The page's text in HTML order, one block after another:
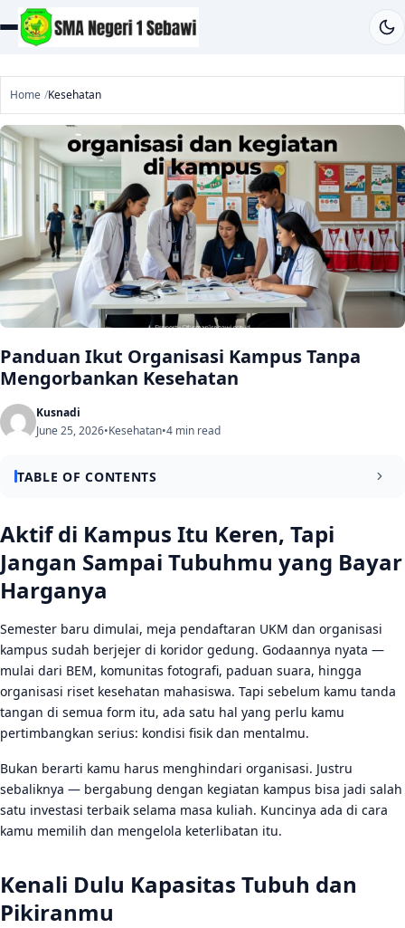
Home Kesehatan
Panduan Ikut Organisasi Kampus Tanpa
Mengorbankan Kesehatan
Kusnadi
June 25, 2026•Kesehatan•4 min read
TABLE OF CONTENTS
Aktif di Kampus Itu Keren, Tapi Jangan Sampai Tubuhmu
yang Bayar Harganya
Kenali Dulu Kapasitas Tubuh dan Pikiranmu
Perhatikan Ritme Kegiatan, Bukan Hanya Program Kerja
Cari Komunitas yang Mendukung Gaya Hidup Sehat
Tanda-Tanda Kamu Sudah Terlalu Banyak Mengambil
Beban
Strategi Tetap Aktif Tanpa Mengorbankan Kesehatan
Buat Sistem Kalender yang Realistis
Komunikasikan Batasanmu Sejak Awal
Aktif di Kampus Itu Keren, Tapi
Jangan Sampai Tubuhmu yang Bayar
Harganya
Semester baru dimulai, meja pendaftaran UKM dan organisasi
kampus sudah berjejer di koridor gedung. Godaannya nyata —
mulai dari BEM, komunitas fotografi, paduan suara, hingga
organisasi riset kesehatan mahasiswa. Tapi sebelum kamu tanda
tangan di semua form itu, ada satu hal yang perlu kamu
pertimbangkan serius: kondisi fisik dan mentalmu.
Bukan berarti kamu harus menghindari organisasi. Justru
sebaliknya — bergabung dengan kegiatan kampus bisa jadi salah
satu investasi terbaik selama masa kuliah. Kuncinya ada di cara
kamu memilih dan mengelola keterlibatan itu.
Kenali Dulu Kapasitas Tubuh dan
Pikiranmu